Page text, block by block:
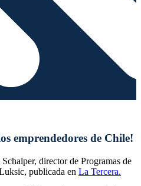
emprendedores de Chile!
director de Programas de
publicada en La Tercera.